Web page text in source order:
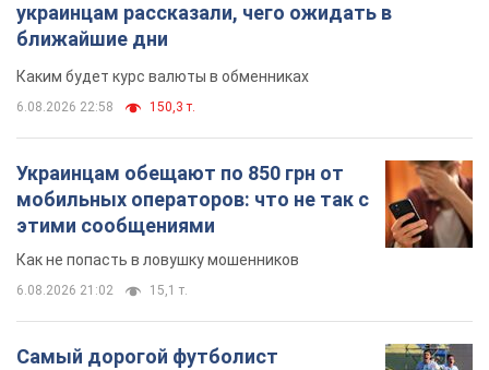
украинцам рассказали, чего ожидать в
ближайшие дни
Каким будет курс валюты в обменниках
6.08.2026 22:58 150,3 т.
Украинцам обещают по 850 грн от
мобильных операторов: что не так с
этими сообщениями
Как не попасть в ловушку мошенников
6.08.2026 21:02 15,1 т.
Самый дорогой футболист